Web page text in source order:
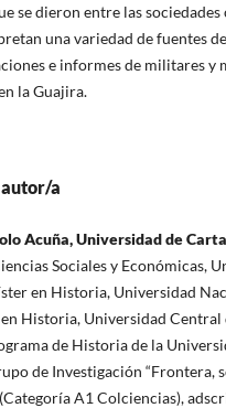
se dieron entre las
una variedad de fuentes
e informes de militares y
la Guajira.
a
Acuña, Universidad de
Sociales y Económicas,
en Historia, Universidad
Historia, Universidad
de Historia de la
de Investigación “Frontera,
A1 Colciencias),